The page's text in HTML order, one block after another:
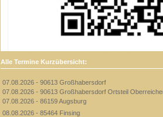
Alle Termine Kurzübersicht:
07.08.2026 - 90613 Großhabersdorf
07.08.2026 - 90613 Großhabersdorf Ortsteil
07.08.2026 - 86159 Augsburg
08.08.2026 - 85464 Finsing